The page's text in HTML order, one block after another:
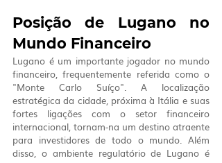
Posição de Lugano no
Mundo Financeiro
Lugano é um importante jogador no mundo
financeiro, frequentemente referida como o
"Monte Carlo Suíço". A localização
estratégica da cidade, próxima à Itália e suas
fortes ligações com o setor financeiro
internacional, tornam-na um destino atraente
para investidores de todo o mundo. Além
disso, o ambiente regulatório de Lugano é